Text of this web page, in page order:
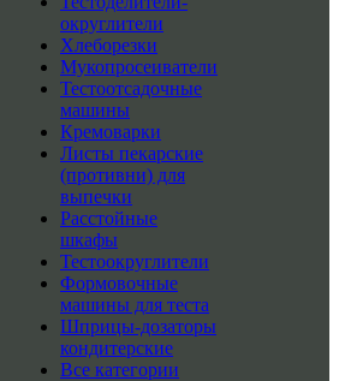
округлители
Хлеборезки
Мукопросеиватели
Тестоотсадочные
машины
Кремоварки
Листы пекарские
(противни) для
выпечки
Расстойные
шкафы
Тестоокруглители
Формовочные
машины для теста
Шприцы-дозаторы
кондитерские
Все категории